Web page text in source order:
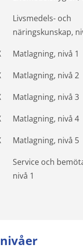
Livsmedels- och
näringskunskap,
Matlagning, nivå 1
Matlagning, nivå 2
Matlagning, nivå 3
Matlagning, nivå 4
Matlagning, nivå 5
Service och
nivå 1